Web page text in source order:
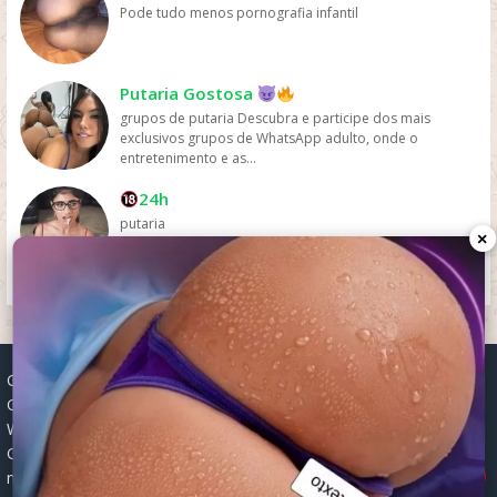
Pode tudo menos pornografia infantil
Putaria Gostosa
grupos de putaria Descubra e participe dos mais
exclusivos grupos de WhatsApp adulto, onde o
entretenimento e as...
24h
putaria
Grupos WhatsApp, Links de grupos, Entrar grupos WhatsApp,
Grupos de compra e venda, Links WhatsApp atualizados, Grupos
WhatsApp 2025, Links para grupos, Participar grupos WhatsApp,
Grupos ativos WhatsApp, Links gratuitos, Grupos WhatsApp
negócios, Links grupos Brasil, Grupos WhatsApp regionais, Grupos
×
×